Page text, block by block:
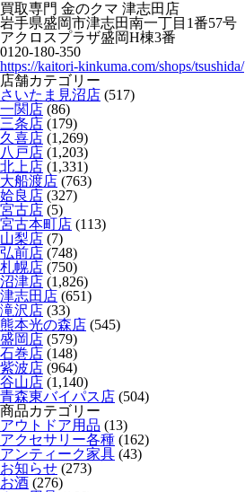
買取専門 金のクマ 津志田店
岩手県盛岡市津志田南一丁目1番57号
アクロスプラザ盛岡H棟3番
0120-180-350
https://kaitori-kinkuma.com/shops/tsushida/
店舗カテゴリー
さいたま見沼店 (517)
一関店 (86)
三条店 (179)
久喜店 (1,269)
八戸店 (1,203)
北上店 (1,331)
大船渡店 (763)
姶良店 (327)
宮古店 (5)
宮古本町店 (113)
山梨店 (7)
弘前店 (748)
札幌店 (750)
沼津店 (1,826)
津志田店 (651)
滝沢店 (33)
熊本光の森店 (545)
盛岡店 (579)
石巻店 (148)
紫波店 (964)
谷山店 (1,140)
青森東バイパス店 (504)
商品カテゴリー
アウトドア用品 (13)
アクセサリー各種 (162)
アンティーク家具 (43)
お知らせ (273)
お酒 (276)